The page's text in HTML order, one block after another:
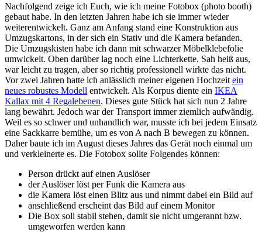
Nachfolgend zeige ich Euch, wie ich meine Fotobox (photo booth)
gebaut habe. In den letzten Jahren habe ich sie immer wieder
weiterentwickelt. Ganz am Anfang stand eine Konstruktion aus
Umzugskartons, in der sich ein Stativ und die Kamera befanden.
Die Umzugskisten habe ich dann mit schwarzer Möbelklebefolie
umwickelt. Oben darüber lag noch eine Lichterkette. Sah heiß aus,
war leicht zu tragen, aber so richtig professionell wirkte das nicht.
Vor zwei Jahren hatte ich anlässlich meiner eigenen Hochzeit ein
neues robustes Modell entwickelt. Als Korpus diente ein IKEA
Kallax mit 4 Regalebenen. Dieses gute Stück hat sich nun 2 Jahre
lang bewährt. Jedoch war der Transport immer ziemlich aufwändig.
Weil es so schwer und unhandlich war, musste ich bei jedem Einsatz
eine Sackkarre bemühe, um es von A nach B bewegen zu können.
Daher baute ich im August dieses Jahres das Gerät noch einmal um
und verkleinerte es. Die Fotobox sollte Folgendes können:
Person drückt auf einen Auslöser
der Auslöser löst per Funk die Kamera aus
die Kamera löst einen Blitz aus und nimmt dabei ein Bild auf
anschließend erscheint das Bild auf einem Monitor
Die Box soll stabil stehen, damit sie nicht umgerannt bzw.
umgeworfen werden kann